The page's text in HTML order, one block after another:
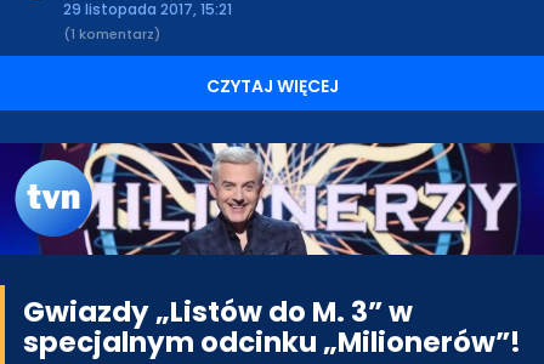
29 listopada 2017, 15:21
(1 komentarz)
CZYTAJ WIĘCEJ
Gwiazdy „Listów do M. 3” w
specjalnym odcinku „Milionerów”!